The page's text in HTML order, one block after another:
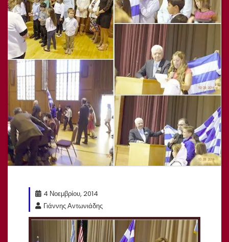
4 Νοεμβρίου, 2014
Γιάννης Αντωνιάδης